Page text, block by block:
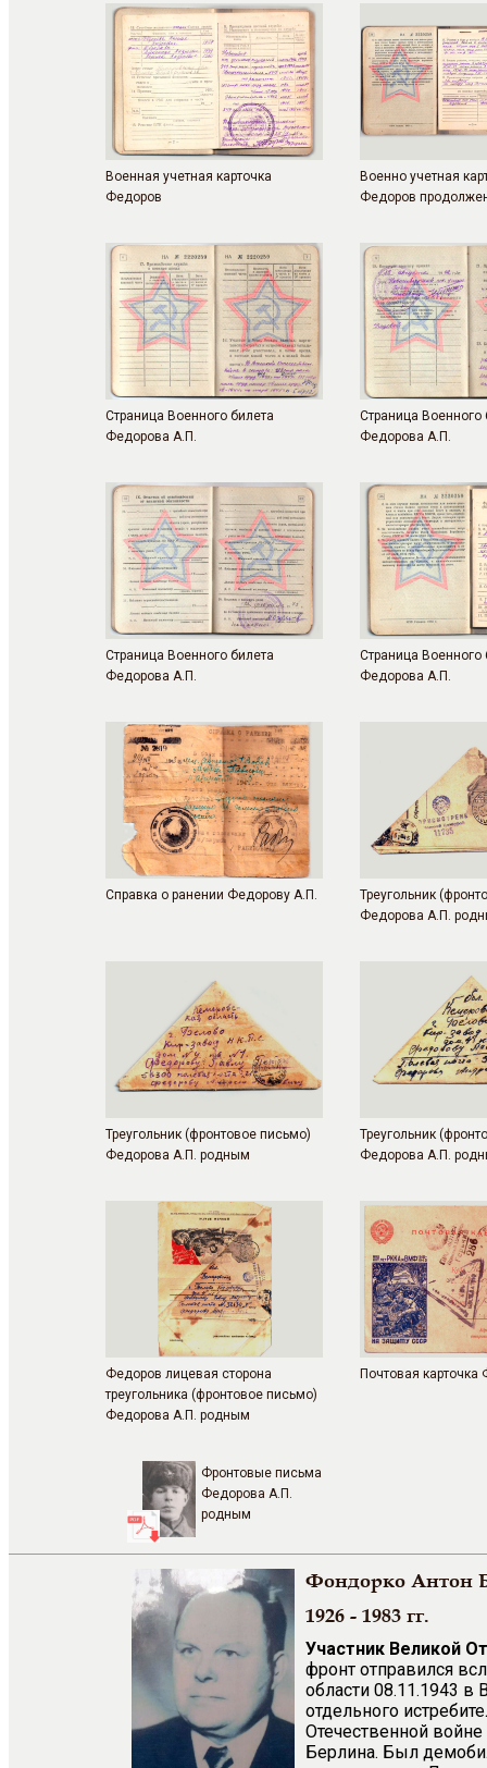
Военная учeтная карточка
Федоров
Военно учетная
Федоров
Страница Военного билета
Федорова А.П.
Страница Военного
Федорова А.П.
Страница Военного билета
Федорова А.П.
Страница Военного
Федорова А.П.
Справка о ранении Федорову А.П.
Треугольник
Федорова А.П.
Треугольник (фронтовое письмо)
Федорова А.П. родным
Треугольник
Федорова А.П.
Федоров лицевая сторона
треугольника (фронтовое письмо)
Федорова А.П. родным
Почтовая
Фронтовые письма
Федорова А.П.
родным
Фондорко Антон
1926 - 1983 гг.
Участник Великой
фронт отправился
области 08.11.1943 в
отдельного
Отечественной
Берлина. Был